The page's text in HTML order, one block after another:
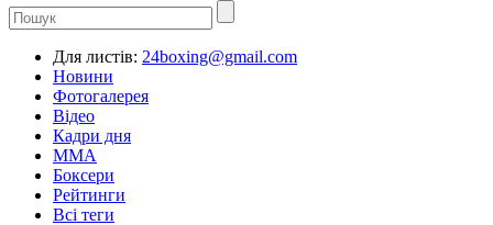
Для листів: 24boxing@gmail.com
Новини
Фотогалерея
Відео
Кадри дня
ММА
Боксери
Рейтинги
Всі теги